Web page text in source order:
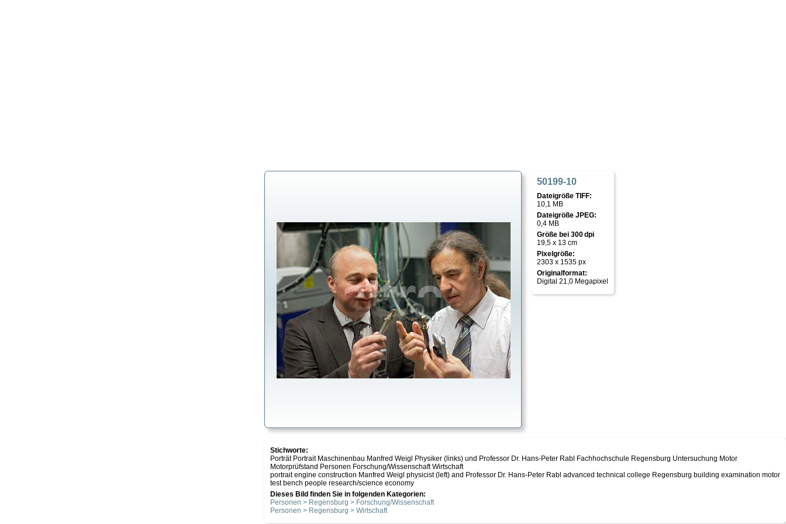
50199-10
Dateigröße TIFF:
10,1 MB
Dateigröße JPEG:
0,4 MB
Größe bei 300 dpi
19,5 x 13 cm
Pixelgröße:
2303 x 1535 px
Originalformat:
Digital 21,0 Megapixel
Stichworte:
Porträt Portrait Maschinenbau Manfred Weigl Physiker (links) und Professor Dr. Hans-Peter Rabl Fachhochschule Regensburg Untersuchung Motor
Motorprüfstand Personen Forschung/Wissenschaft Wirtschaft
portrait engine construction Manfred Weigl physicist (left) and Professor Dr. Hans-Peter Rabl advanced technical college Regensburg building examination motor
test bench people research/science economy
Dieses Bild finden Sie in folgenden Kategorien:
Personen > Regensburg > Forschung/Wissenschaft
Personen > Regensburg > Wirtschaft